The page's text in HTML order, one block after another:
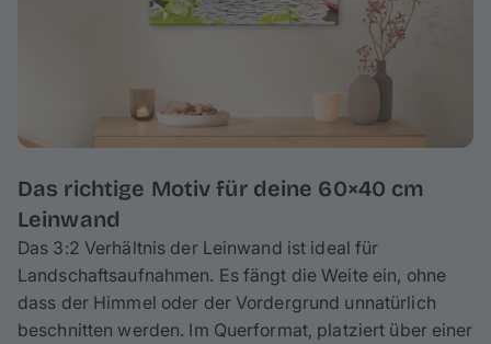
bei der Gestaltung im Hinterkopf. Bei Bedarf kannst du
auch mit wenigen Handgriffen spielend leicht deine
Das richtige Motiv für deine 60×40 cm
Leinwand
Das 3:2 Verhältnis der Leinwand ist ideal für
Landschaftsaufnahmen. Es fängt die Weite ein, ohne
dass der Himmel oder der Vordergrund unnatürlich
beschnitten werden. Im Querformat, platziert über einer